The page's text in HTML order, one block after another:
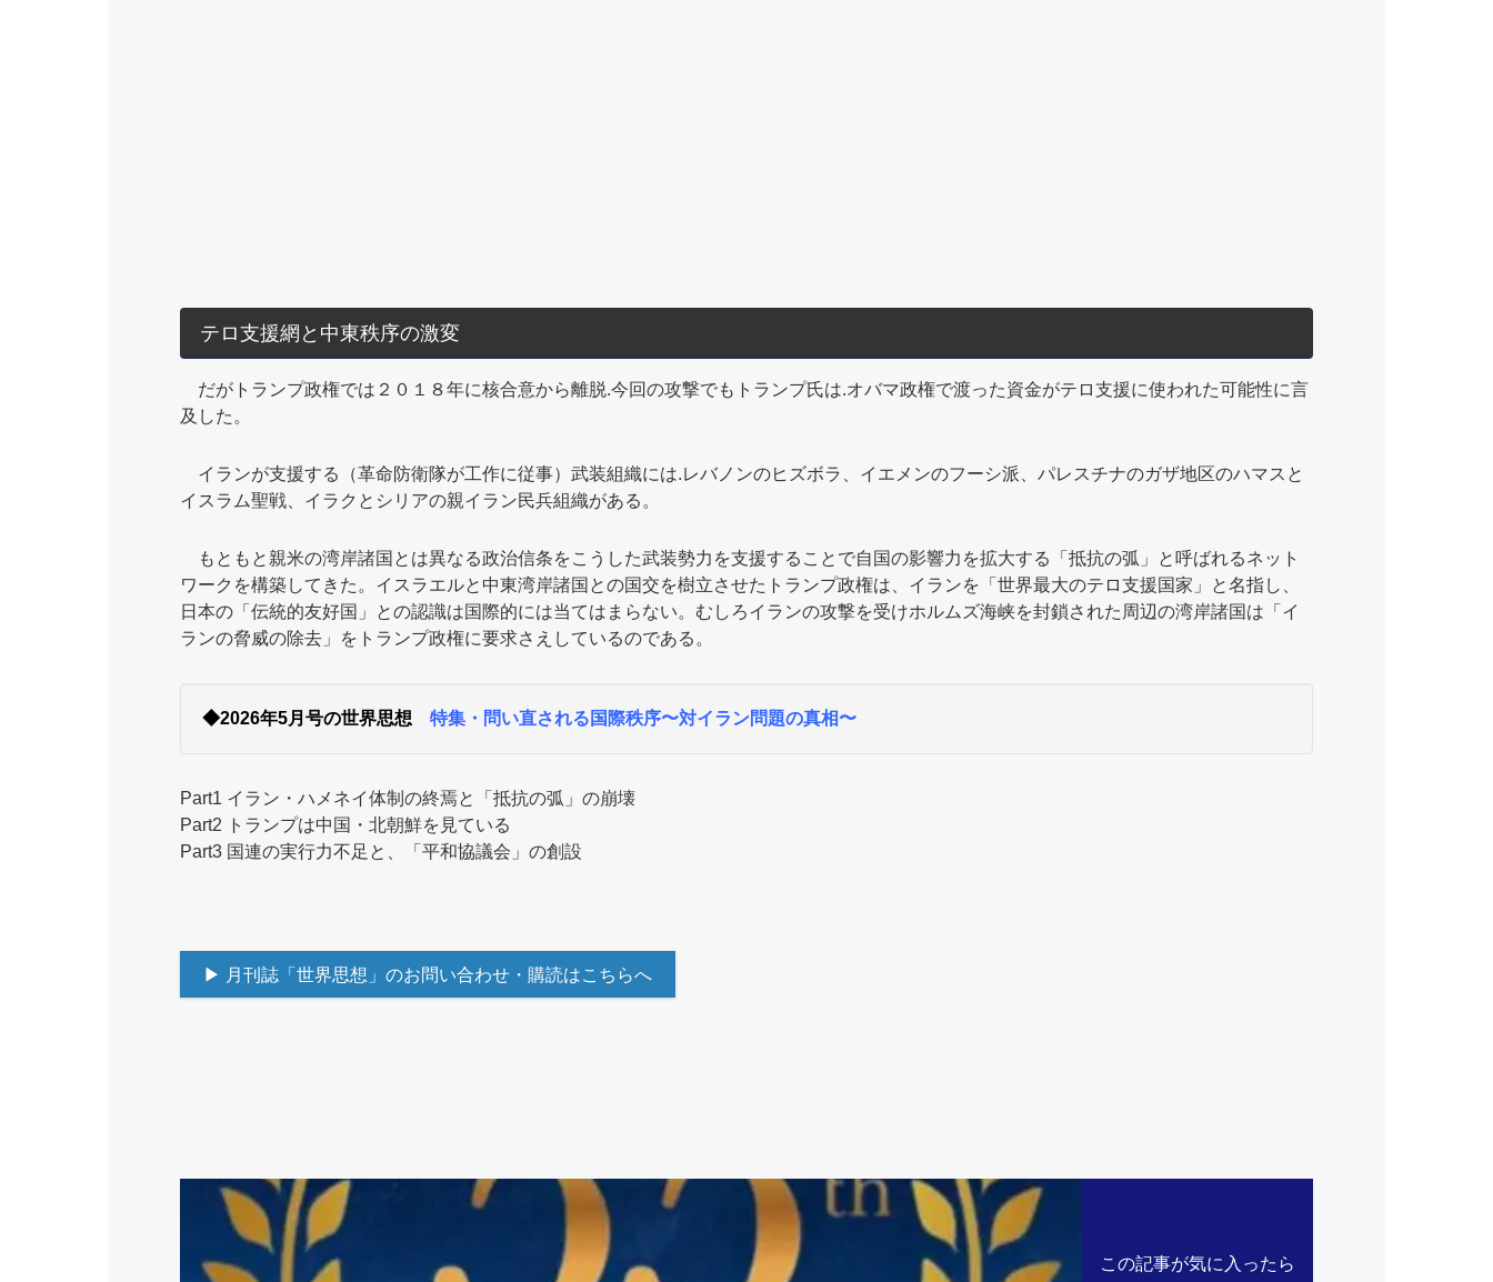
テロ支援網と中東秩序の激変
だがトランプ政権では２０１８年に核合意から離脱.今回の攻撃でもトランプ氏は.オバマ政権で渡った資金がテロ支援に使われた可能性に言
及した。
イランが支援する（革命防衛隊が工作に従事）武装組織には.レバノンのヒズボラ、イエメンのフーシ派、パレスチナのガザ地区のハマスと
イスラム聖戦、イラクとシリアの親イラン民兵組織がある。
もともと親米の湾岸諸国とは異なる政治信条をこうした武装勢力を支援することで自国の影響力を拡大する「抵抗の弧」と呼ばれるネット
ワークを構築してきた。イスラエルと中東湾岸諸国との国交を樹立させたトランプ政権は、イランを「世界最大のテロ支援国家」と名指し、
日本の「伝統的友好国」との認識は国際的には当てはまらない。むしろイランの攻撃を受けホルムズ海峡を封鎖された周辺の湾岸諸国は「イ
ランの脅威の除去」をトランプ政権に要求さえしているのである。
◆2026年5月号の世界思想 特集・問い直される国際秩序〜対イラン問題の真相〜
Part1 イラン・ハメネイ体制の終焉と「抵抗の弧」の崩壊
Part2 トランプは中国・北朝鮮を見ている
Part3 国連の実行力不足と、「平和協議会」の創設
▶ 月刊誌「世界思想」のお問い合わせ・購読はこちらへ
この記事が気に入ったら